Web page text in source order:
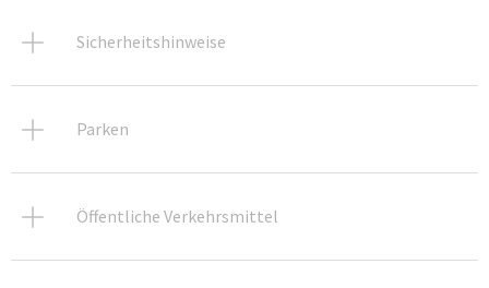
Sicherheitshinweise
Parken
Öffentliche Verkehrsmittel